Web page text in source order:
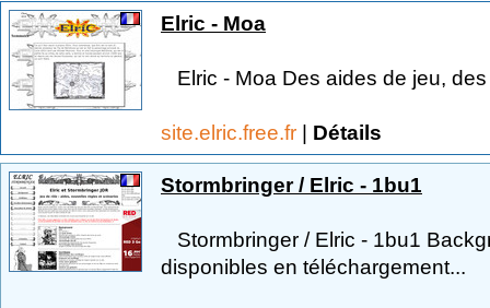
Elric - Moa
Elric - Moa Des aides de jeu,
site.elric.free.fr | Détails
Stormbringer / Elric - 1bu1
Stormbringer / Elric - 1bu1
disponibles en téléchargement...